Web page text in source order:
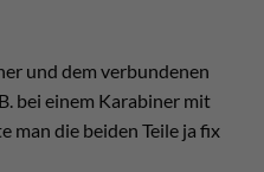
und dem verbundenen
bei einem Karabiner mit
man die beiden Teile ja fix